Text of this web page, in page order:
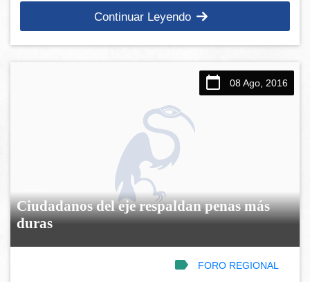
Continuar Leyendo
08 Ago, 2016
Ciudadanos del eje respaldan penas más
duras
FORO REGIONAL